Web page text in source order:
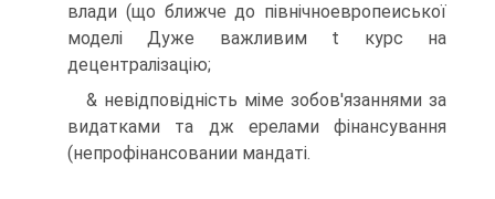
влади (що ближче до північноевропеиської
моделі Дуже важливим t курс на
децентралізацію;
& невідповідність міме зобов'язаннями за
видатками та дж ерелами фінансування
(непрофінансовании мандаті.